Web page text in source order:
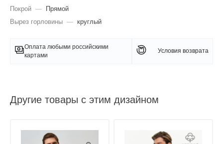
Покрой — Прямой
Вырез горловины — круглый
Оплата любыми российскими
картами
Условия возврата
Другие товары с этим дизайном